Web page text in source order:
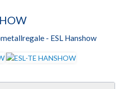
- ESL Hanshow